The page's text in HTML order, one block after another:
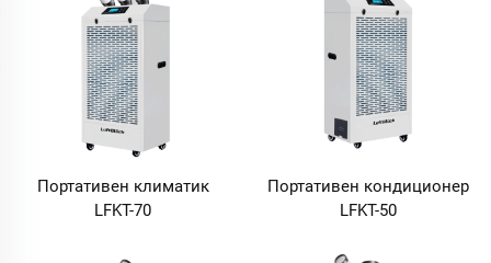
Портативен климатик
LFKT-70
Портативен кондиционер
LFKT-50